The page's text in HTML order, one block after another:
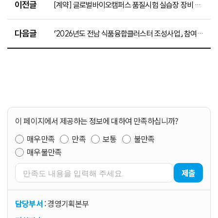
이전글 [계약] 글로벌바이오캠퍼스 품질시험 실습장 장비 구축(삼투압측정장치) 구매 계약 규격입찰 평가결과
다음글 「2026년도 전남 식품융합클러스터 조성사업」 참여기업 추가모집 선정 결과
이 페이지에서 제공하는 정보에 대하여 만족하십니까?
매우만족
만족 보통
불만족
매우불만족
제출
담당부서: 경영기획본부